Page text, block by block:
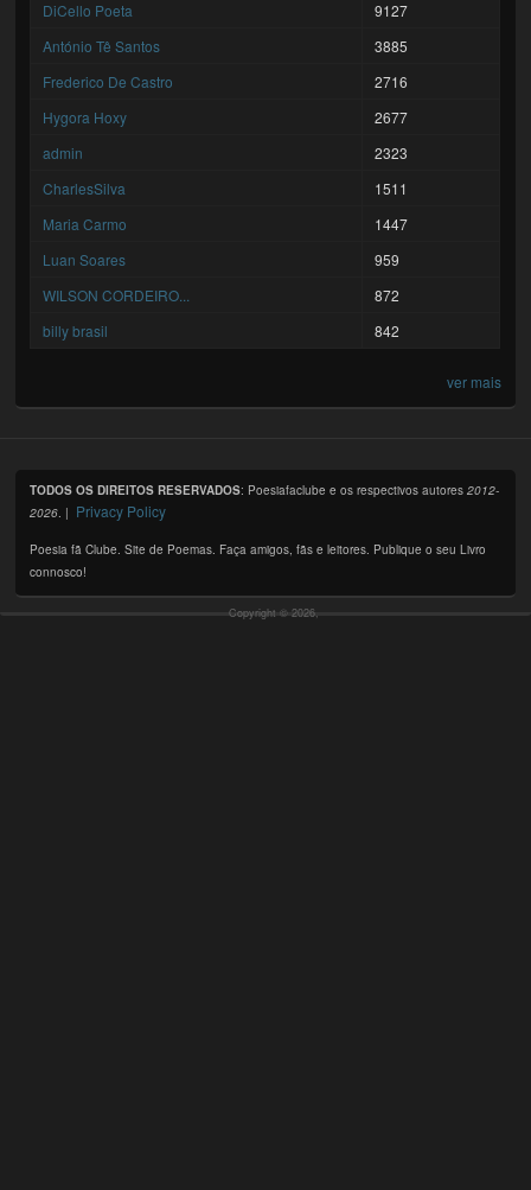
DiCello Poeta
9127
António Tê Santos
3885
Frederico De Castro
2716
Hygora Hoxy
2677
admin
2323
CharlesSilva
1511
Maria Carmo
1447
Luan Soares
959
WILSON CORDEIRO...
872
billy brasil
842
ver mais
TODOS OS DIREITOS RESERVADOS: Poesiafaclube e os respectivos autores2012-
2026. | Privacy Policy
Poesia fã Clube. Site de Poemas. Faça amigos, fãs e leitores. Publique o seu Livro
connosco!
Copyright © 2026,